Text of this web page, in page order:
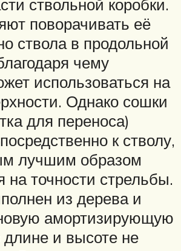
ствольной коробки.
поворачивать её
ствола в продольной
чему
использоваться на
Однако сошки
для переноса)
к стволу,
лучшим образом
на точности стрельбы.
из дерева и
амортизирующую
и высоте не